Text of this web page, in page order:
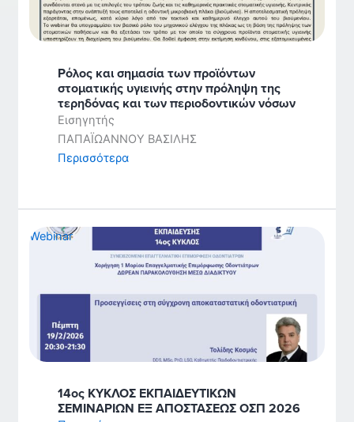
Ρόλος και σημασία των προϊόντων
στοματικής υγιεινής στην πρόληψη της
τερηδόνας και των περιοδοντικών νόσων
Εισηγητής
ΠΑΠΑΪΩΑΝΝΟΥ ΒΑΣΙΛΗΣ
Περισσότερα
Webinar
14ος ΚΥΚΛΟΣ ΕΚΠΑΙΔΕΥΤΙΚΩΝ
ΣΕΜΙΝΑΡΙΩΝ ΕΞ ΑΠΟΣΤΑΣΕΩΣ ΟΣΠ 2026